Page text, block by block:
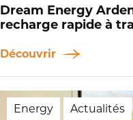
Dream Energy
recharge rapide à
Découvrir
Energy Actualités